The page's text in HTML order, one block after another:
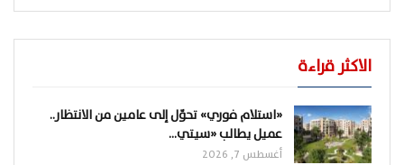
الاكثر قراءة
«استلام فوري» تحوّل إلى عامين من الانتظار..
عميل يطالب «سيتي…
أغسطس 7, 2026